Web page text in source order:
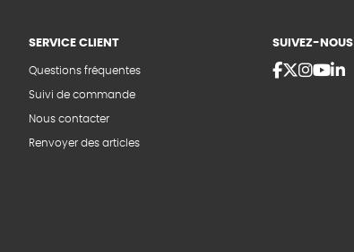
SERVICE CLIENT
Questions fréquentes
Suivi de commande
Nous contacter
Renvoyer des articles
SUIVEZ-NOUS